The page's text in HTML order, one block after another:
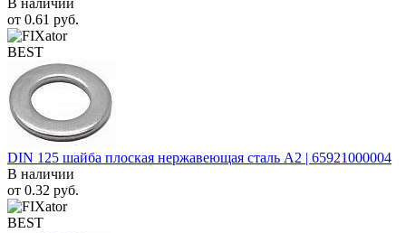
В наличии
от 0.61 руб.
BEST
DIN 125 шайба плоская нержавеющая сталь A2 | 65921000004
В наличии
от 0.32 руб.
BEST